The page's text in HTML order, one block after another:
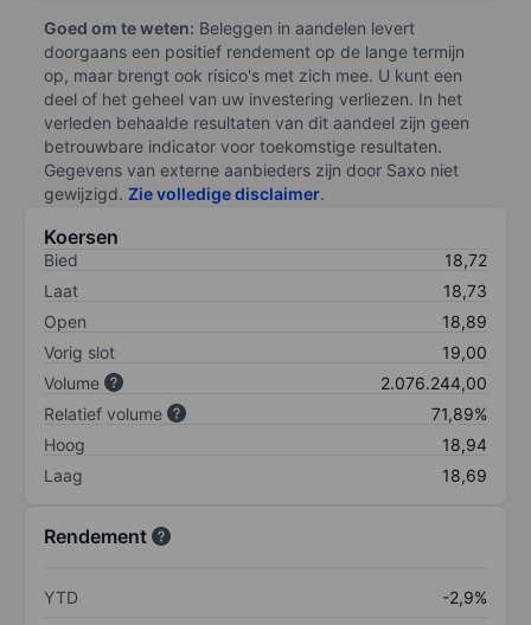
Goed om te weten: Beleggen in aandelen levert
doorgaans een positief rendement op de lange termijn
op, maar brengt ook risico's met zich mee. U kunt een
deel of het geheel van uw investering verliezen. In het
verleden behaalde resultaten van dit aandeel zijn geen
betrouwbare indicator voor toekomstige resultaten.
Gegevens van externe aanbieders zijn door Saxo niet
gewijzigd. Zie volledige disclaimer.
Koersen
Bied
18,72
Laat
18,73
Open
18,89
Vorig slot
19,00
Volume
2.076.244,00
Relatief volume
71,89%
Hoog
18,94
Laag
18,69
Rendement
YTD
-2,9%